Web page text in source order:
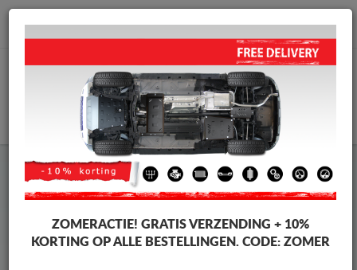
info@motorbeschermplaat.com
WINKELWAGEN
Motor Beschermplaat Motor Beschermplaat Volkswagen
Motor Beschermplaat
Passat
Merken
Merken
ZOMERACTIE! GRATIS VERZENDING + 10%
KORTING OP ALLE BESTELLINGEN. CODE: ZOMER